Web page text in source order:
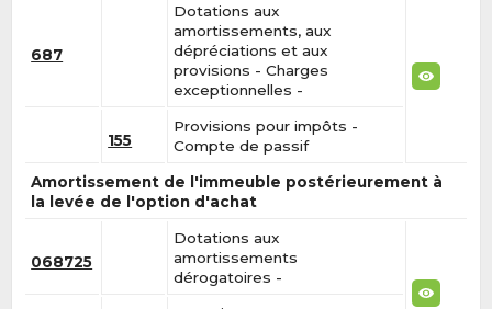
687
Dotations aux
amortissements, aux
dépréciations et aux
provisions - Charges
exceptionnelles -
155
Provisions pour impôts -
Compte de passif
Amortissement de l'immeuble postérieurement à
la levée de l'option d'achat
068725
Dotations aux
amortissements
dérogatoires -